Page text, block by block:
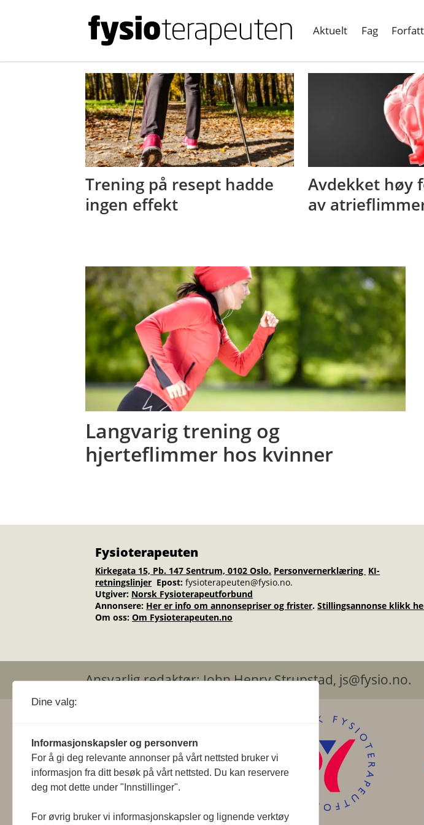
Aktuelt Fag
atrieflimmer
Trening på resept hadde
ingen effekt
Avdekket høy
av
Langvarig trening og
hjerteflimmer hos kvinner
Fysioterapeuten
Kirkegata 15, Pb. 147 Sentrum, 0102 Oslo. Personvernerklæring KI-
retningslinjer Epost: fysioterapeuten@fysio.no.
Utgiver: Norsk Fysioterapeutforbund
Annonsere: Her er info om annonsepriser og frister.Stillingsannonse klikk
Om oss:Om Fysioterapeuten.no
Ansvarlig redaktør: John Henry Strupstad,
Dine valg:
Informasjonskapsler og personvern
For å gi deg relevante annonser på vårt nettsted bruker vi
informasjon fra ditt besøk på vårt nettsted. Du kan reservere
deg mot dette under "Innstillinger".
For øvrig bruker vi informasjonskapsler og lignende verktøy